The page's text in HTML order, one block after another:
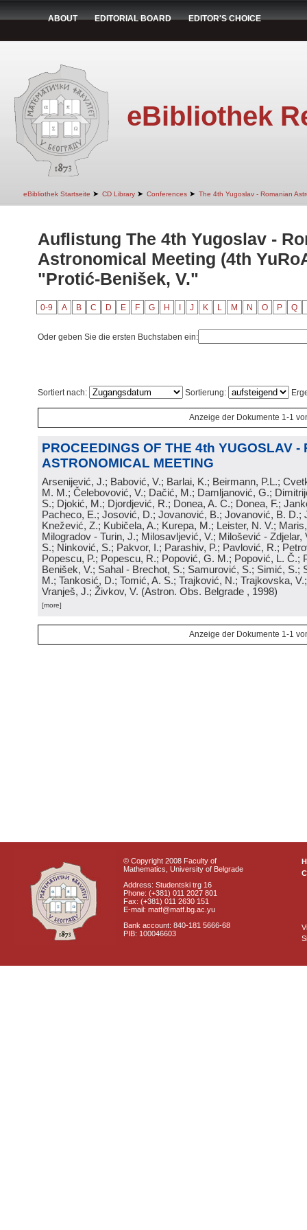
ABOUT EDITORIAL BOARD EDITOR'S CHOICE
eBibliothek
eBibliothek Startseite ➤ CD Library ➤ Conferences ➤ The 4th Yugoslav - Romanian
Auflistung The 4th Yugoslav -
Astronomical Meeting (4th
"Protić-Benišek, V."
0-9 A B C D E F G H J K L M N O P Q
Oder geben Sie die ersten Buchstaben ein:
Sortiert nach: Sortierung:
Anzeige der Dokumente 1-1
PROCEEDINGS OF THE 4th YUGOSLAV -
ASTRONOMICAL MEETING
Arsenijević, J.; Babović, V.; Barlai, K.; Beirmann, P.L.;
M. M.; Čelebovović, V.; Dačić, M.; Damljanović, G.;
S.; Djokić, M.; Djordjević, R.; Donea, A. C.; Donea, F.;
Pacheco, E.; Josović, D.; Jovanović, B.; Jovanović, B. D.;
Knežević, Z.; Kubičela, A.; Kurepa, M.; Leister, N. V.;
Milogradov - Turin, J.; Milosavljević, V.; Milošević - Zdjelar,
S.; Ninković, S.; Pakvor, I.; Parashiv, P.; Pavlović, R.;
Popescu, P.; Popescu, R.; Popović, G. M.; Popović, L. Č.;
Benišek, V.; Sahal - Brechot, S.; Samurović, S.; Simić, S.;
M.; Tankosić, D.; Tomić, A. S.; Trajković, N.; Trajkovska,
Vranješ, J.; Živkov, V. (Astron. Obs. Belgrade , 1998)
[more]
Anzeige der Dokumente 1-1
© Copyright 2008 Faculty of
Mathematics, University of Belgrade
Address: Studentski trg 16
Phone: (+381) 011 2027 801
Fax: (+381) 011 2630 151
E-mail: matf@matf.bg.ac.yu
Bank account: 840-181 5666-68
PIB: 100046603